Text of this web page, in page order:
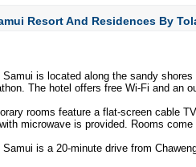
Resort And Residences By
Samui is located along the sandy
The hotel offers free Wi-Fi and an
rooms feature a flat-screen cable
microwave is provided. Rooms
is a 20-minute drive from